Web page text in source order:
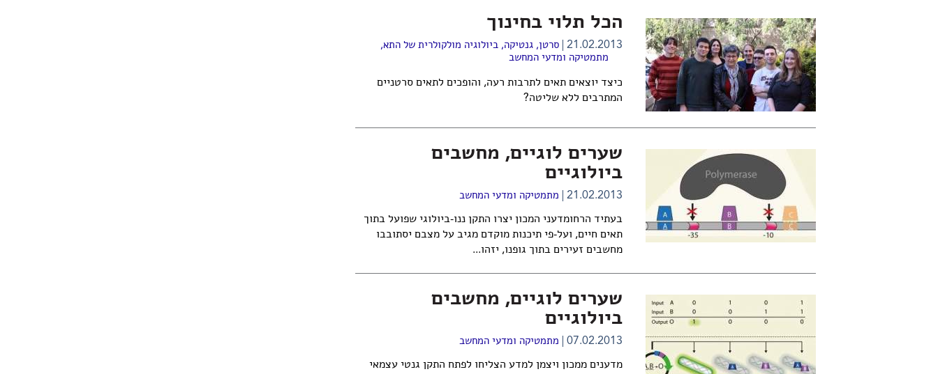
הכל תלוי בחינוך
21.02.2013 סרטן,גנטיקה,ביולוגיה מולקולרית של התא,
מתמטיקה ומדעי המחשב
כיצד יוצאים תאים לתרבות רעה, והופכים לתאים סרטניים
המתרבים ללא שליטה?
שערים לוגיים, מחשבים
ביולוגיים
21.02.2013 מתמטיקה ומדעי המחשב
בעתיד הרחומדעני המכון יצרו התקן ננו-ביולוגי שפועל בתוך
תאים חיים, ועל-פי תיכנות מוקדם מגיב על מצבם יסתובבו
מחשבים זעירים בתוך גופנו, יזהו...
שערים לוגיים, מחשבים
ביולוגיים
07.02.2013 מתמטיקה ומדעי המחשב
מדענים ממכון ויצמן למדע הצליחו לפתח התקן גנטי עצמאי